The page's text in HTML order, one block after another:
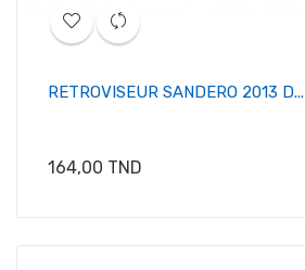
RETROVISEUR SANDERO 2013 D...
Prix
164,00 TND